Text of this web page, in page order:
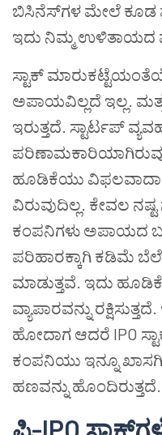
ಬಿಸಿನೆಸ್‌ಗಳ ಮೇಲೆ ಕೂಡ
ಇದು ನಿಮ್ಮ ಉಳಿತಾಯದ
ಸ್ಟಾಕ್
ಅಪಾಯವಿಲ್ಲದೆ ಇಲ್ಲ.
ಇರುತ್ತದೆ. ಸ್ಟಾರ್ಟಪ್
ಹೂಡಿಕೆಯು
ವಿರುವುದಿಲ್ಲ. ಕೇವಲ ನಷ್ಟ
ಕಂಪನಿಗಳು ಅಪಾಯದ
ಪರಿಹಾರಕ್ಕಾಗಿ ಕಡಿಮೆ
ಮಾಡುತ್ತವೆ. ಇದು
ವ್ಯಾಪಾರವನ್ನು
ಹೋದಾಗ ಆದರೆ IPO
ಕಂಪನಿಯು ಇನ್ನೂ
ಹಣವನ್ನು ಹೊಂದಿರುತ್ತದೆ.
ಪ್ರಿ-IPO